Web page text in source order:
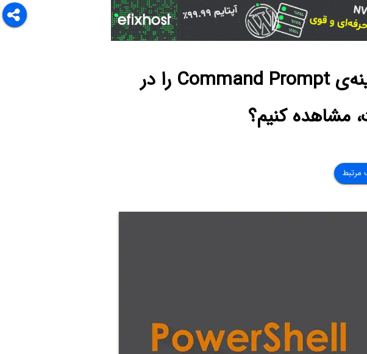
چگونه در ویندوز ۱۰ به جای PowerShell گزینه‌ی Command Prompt را در
مشاهده کنیم؟
مرتبط